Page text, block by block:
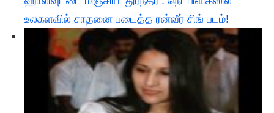
உலகளவில் சாதனை படைத்த ரன்வீர் சிங் படம்!